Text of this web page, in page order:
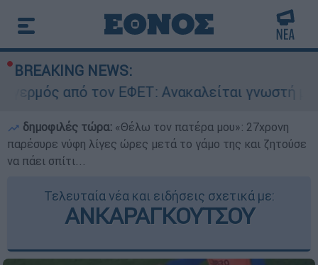
BREAKING NEWS:
τον ΕΦΕΤ: Ανακαλείται γνωστή μαρμελάδα -
δημοφιλές τώρα: «Θέλω τον πατέρα μου»: 27χρονη
παρέσυρε νύφη λίγες ώρες μετά το γάμο της και ζητούσε
να πάει σπίτι...
Τελευταία νέα και ειδήσεις σχετικά με:
ΑΝΚΑΡΑΓΚΟΥΤΣΟΥ